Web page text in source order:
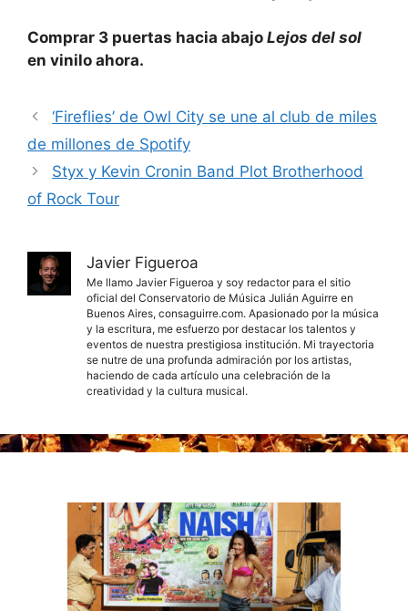
Comprar 3 puertas hacia abajo Lejos del sol
en vinilo ahora.
‘Fireflies’ de Owl City se une al club de miles
de millones de Spotify
Styx y Kevin Cronin Band Plot Brotherhood
of Rock Tour
Javier Figueroa
Me llamo Javier Figueroa y soy redactor para el sitio
oficial del Conservatorio de Música Julián Aguirre en
Buenos Aires, consaguirre.com. Apasionado por la música
y la escritura, me esfuerzo por destacar los talentos y
eventos de nuestra prestigiosa institución. Mi trayectoria
se nutre de una profunda admiración por los artistas,
haciendo de cada artículo una celebración de la
creatividad y la cultura musical.